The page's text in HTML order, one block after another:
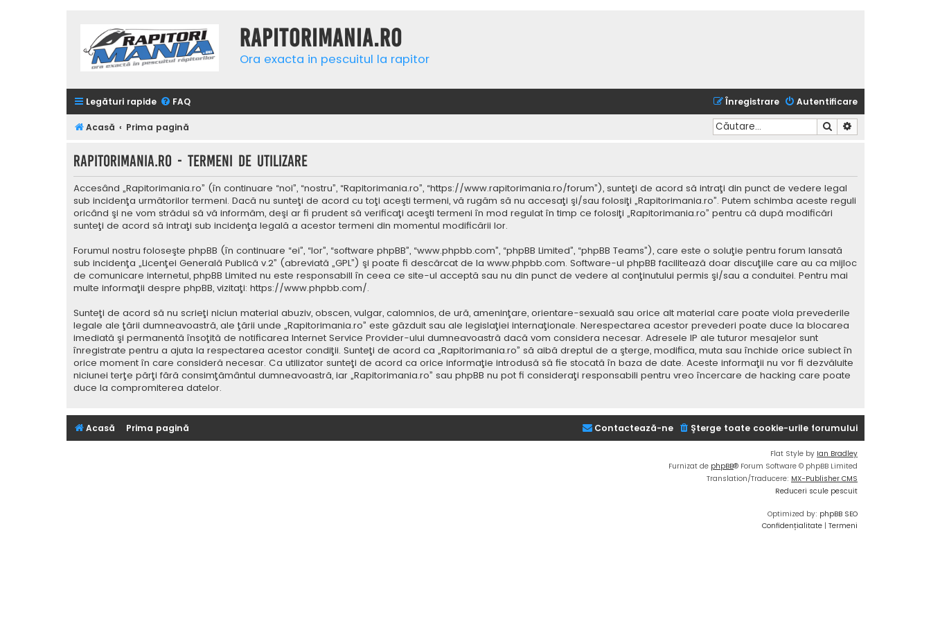
Rapitorimania.ro
Ora exacta in pescuitul la rapitor
Legături rapide FAQ Autentificare
Înregistrare
Acasă Prima pagină Căutare
Rapitorimania.ro - Termeni de utilizare
Accesând „Rapitorimania.ro” (în continuare “noi”, “nostru”, “Rapitorimania.ro”, “https://www.rapitorimania.ro/forum”), sunteţi de acord să intraţi din punct de vedere legal
sub incidenţa următorilor termeni. Dacă nu sunteţi de acord cu toţi aceşti termeni, vă rugăm să nu accesaţi şi/sau folosiţi „Rapitorimania.ro”. Putem schimba aceste reguli
oricând şi ne vom strădui să vă informăm, deşi ar fi prudent să verificaţi aceşti termeni în mod regulat în timp ce folosiţi „Rapitorimania.ro” pentru că după modificări
sunteţi de acord să intraţi sub incidenţa legală a acestor termeni din momentul modificării lor.
Forumul nostru foloseşte phpBB (în continuare “ei”, “lor”, “software phpBB”, “www.phpbb.com”, “phpBB Limited”, “phpBB Teams”), care este o soluţie pentru forum lansată
sub incidenţa „Licenţei Generală Publică v.2” (abreviată „GPL”) şi poate fi descărcat de la www.phpbb.com. Software-ul phpBB facilitează doar discuţiile care au ca mijloc
de comunicare internetul, phpBB Limited nu este responsabill în ceea ce site-ul acceptă sau nu din punct de vedere al conţinutului permis şi/sau a conduitei. Pentru mai
multe informaţii despre phpBB, vizitaţi: https://www.phpbb.com/.
Sunteţi de acord să nu scrieţi niciun material abuziv, obscen, vulgar, calomnios, de ură, ameninţare, orientare-sexuală sau orice alt material care poate viola prevederile
legale ale ţării dumneavoastră, ale ţării unde „Rapitorimania.ro” este găzduit sau ale legislaţiei internaţionale. Nerespectarea acestor prevederi poate duce la blocarea
imediată şi permanentă însoţită de notificarea Internet Service Provider-ului dumneavoastră dacă vom considera necesar. Adresele IP ale tuturor mesajelor sunt
înregistrate pentru a ajuta la respectarea acestor condiţii. Sunteţi de acord ca „Rapitorimania.ro” să aibă dreptul de a şterge, modifica, muta sau închide orice subiect în
orice moment în care consideră necesar. Ca utilizator sunteţi de acord ca orice informaţie introdusă să fie stocată în baza de date. Aceste informaţii nu vor fi dezvăluite
niciunei terţe părţi fără consimţământul dumneavoastră, iar „Rapitorimania.ro” sau phpBB nu pot fi consideraţi responsabili pentru vreo încercare de hacking care poate
duce la compromiterea datelor.
Acasă Prima pagină Şterge toate cookie-urile forumului
Contactează-ne
Flat Style by Ian Bradley
Furnizat de phpBB® Forum Software © phpBB Limited
Translation/Traducere: MX-Publisher CMS
Reduceri scule pescuit
Optimized by: phpBB SEO
Confidențialitate | Termeni